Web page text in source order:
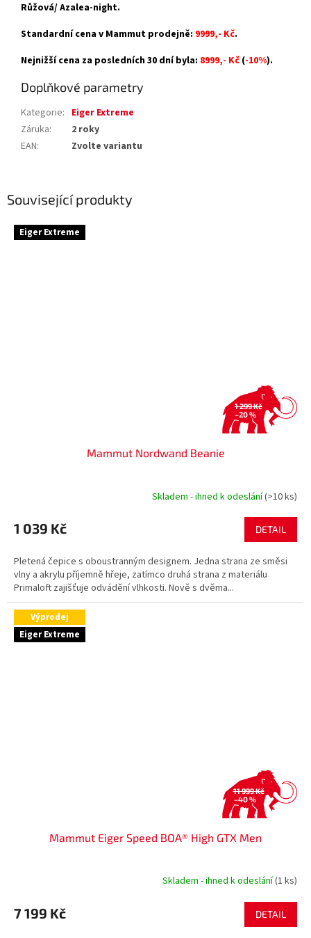
Související produkty
Eiger Extreme
1 299 Kč
–20 %
Mammut Nordwand Beanie
Skladem - ihned k odeslání(>10 ks)
1 039 Kč DETAIL
Pletená čepice s oboustranným designem. Jedna strana ze směsi
vlny a akrylu příjemně hřeje, zatímco druhá strana z materiálu
Primaloft zajišťuje odvádění vlhkosti. Nově s dvěma...
Výprodej
Eiger Extreme
11 999 Kč
–40 %
Mammut Eiger Speed BOA® High GTX Men
Skladem - ihned k odeslání(1 ks)
7 199 Kč DETAIL
Růžová/ Azalea-night.
Standardní cena v Mammut prodejně: 9999,- Kč.
Nejnižší cena za posledních 30 dní byla: 8999,- Kč (-10%).
Doplňkové parametry
Kategorie: Eiger Extreme
Záruka:
2 roky
EAN: Zvolte variantu